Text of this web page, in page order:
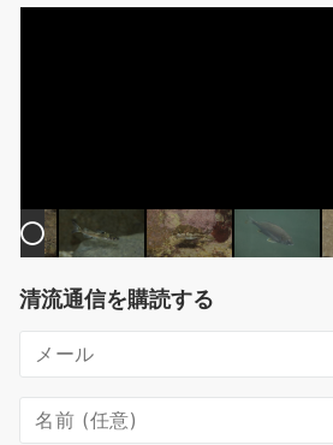
清流通信を購読する